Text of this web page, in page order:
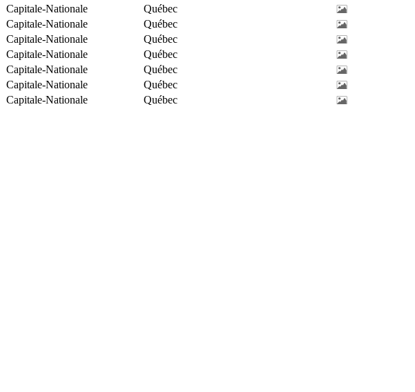
Capitale-Nationale
Québec
Capitale-Nationale
Québec
Capitale-Nationale
Québec
Capitale-Nationale
Québec
Capitale-Nationale
Québec
Capitale-Nationale
Québec
Capitale-Nationale Québec